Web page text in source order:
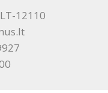
12110